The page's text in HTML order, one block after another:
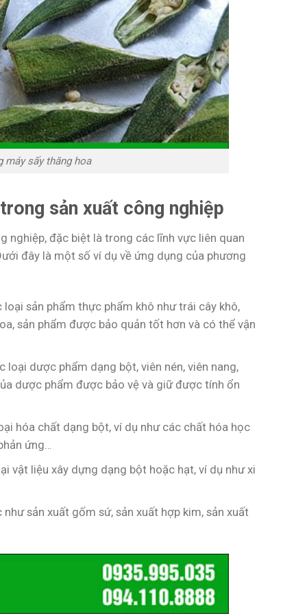
máy sấy thăng hoa
sản xuất công nghiệp
nghiệp, đặc biệt là trong các lĩnh vực liên quan
đây là một số ví dụ về ứng dụng của phương
sản phẩm thực phẩm khô như trái cây khô,
sản phẩm được bảo quản tốt hơn và có thể vận
dược phẩm dạng bột, viên nén, viên nang,
dược phẩm được bảo vệ và giữ được tính ổn
hóa chất dạng bột, ví dụ như các chất hóa học
ứng…
vật liệu xây dựng dạng bột hoặc hạt, ví dụ như xi
sản xuất gốm sứ, sản xuất hợp kim, sản xuất